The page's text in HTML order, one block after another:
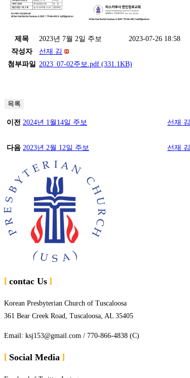
제목 2023년 7월 2일 주보
2023-07-26 18:58
작성자
선재 김
첨부파일 2023_07-02주보.pdf (331.1KB)
목록
이전 2024년 1월14일 주보 선재 김
다음 2023년 2월 12일 주보 선재 김
contac Us
Korean Presbyterian Church of Tuscaloosa
361 Bear Creek Road, Tuscaloosa, AL 35405
Email: ksj153@gmail.com / 770-866-4838 (C)
Social Media